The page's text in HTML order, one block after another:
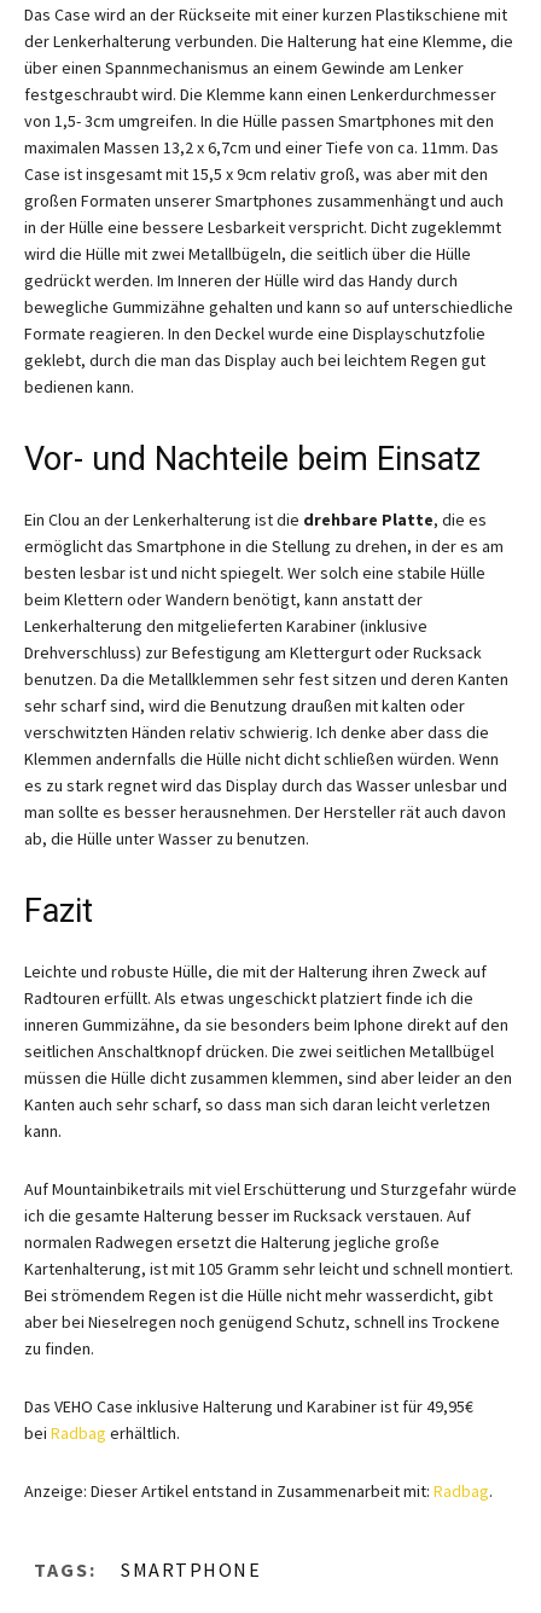
Das Case wird an der Rückseite mit einer kurzen Plastikschiene mit
der Lenkerhalterung verbunden. Die Halterung hat eine Klemme, die
über einen Spannmechanismus an einem Gewinde am Lenker
festgeschraubt wird. Die Klemme kann einen Lenkerdurchmesser
von 1,5- 3cm umgreifen. In die Hülle passen Smartphones mit den
maximalen Massen 13,2 x 6,7cm und einer Tiefe von ca. 11mm. Das
Case ist insgesamt mit 15,5 x 9cm relativ groß, was aber mit den
großen Formaten unserer Smartphones zusammenhängt und auch
in der Hülle eine bessere Lesbarkeit verspricht. Dicht zugeklemmt
wird die Hülle mit zwei Metallbügeln, die seitlich über die Hülle
gedrückt werden. Im Inneren der Hülle wird das Handy durch
bewegliche Gummizähne gehalten und kann so auf unterschiedliche
Formate reagieren. In den Deckel wurde eine Displayschutzfolie
geklebt, durch die man das Display auch bei leichtem Regen gut
bedienen kann.
Vor- und Nachteile beim Einsatz
Ein Clou an der Lenkerhalterung ist die drehbare Platte, die es
ermöglicht das Smartphone in die Stellung zu drehen, in der es am
besten lesbar ist und nicht spiegelt. Wer solch eine stabile Hülle
beim Klettern oder Wandern benötigt, kann anstatt der
Lenkerhalterung den mitgelieferten Karabiner (inklusive
Drehverschluss) zur Befestigung am Klettergurt oder Rucksack
benutzen. Da die Metallklemmen sehr fest sitzen und deren Kanten
sehr scharf sind, wird die Benutzung draußen mit kalten oder
verschwitzten Händen relativ schwierig. Ich denke aber dass die
Klemmen andernfalls die Hülle nicht dicht schließen würden. Wenn
es zu stark regnet wird das Display durch das Wasser unlesbar und
man sollte es besser herausnehmen. Der Hersteller rät auch davon
ab, die Hülle unter Wasser zu benutzen.
Fazit
Leichte und robuste Hülle, die mit der Halterung ihren Zweck auf
Radtouren erfüllt. Als etwas ungeschickt platziert finde ich die
inneren Gummizähne, da sie besonders beim Iphone direkt auf den
seitlichen Anschaltknopf drücken. Die zwei seitlichen Metallbügel
müssen die Hülle dicht zusammen klemmen, sind aber leider an den
Kanten auch sehr scharf, so dass man sich daran leicht verletzen
kann.
Auf Mountainbiketrails mit viel Erschütterung und Sturzgefahr würde
ich die gesamte Halterung besser im Rucksack verstauen. Auf
normalen Radwegen ersetzt die Halterung jegliche große
Kartenhalterung, ist mit 105 Gramm sehr leicht und schnell montiert.
Bei strömendem Regen ist die Hülle nicht mehr wasserdicht, gibt
aber bei Nieselregen noch genügend Schutz, schnell ins Trockene
zu finden.
Das VEHO Case inklusive Halterung und Karabiner ist für 49,95€
bei Radbag erhältlich.
Anzeige: Dieser Artikel entstand in Zusammenarbeit mit: Radbag.
TAGS: SMARTPHONE